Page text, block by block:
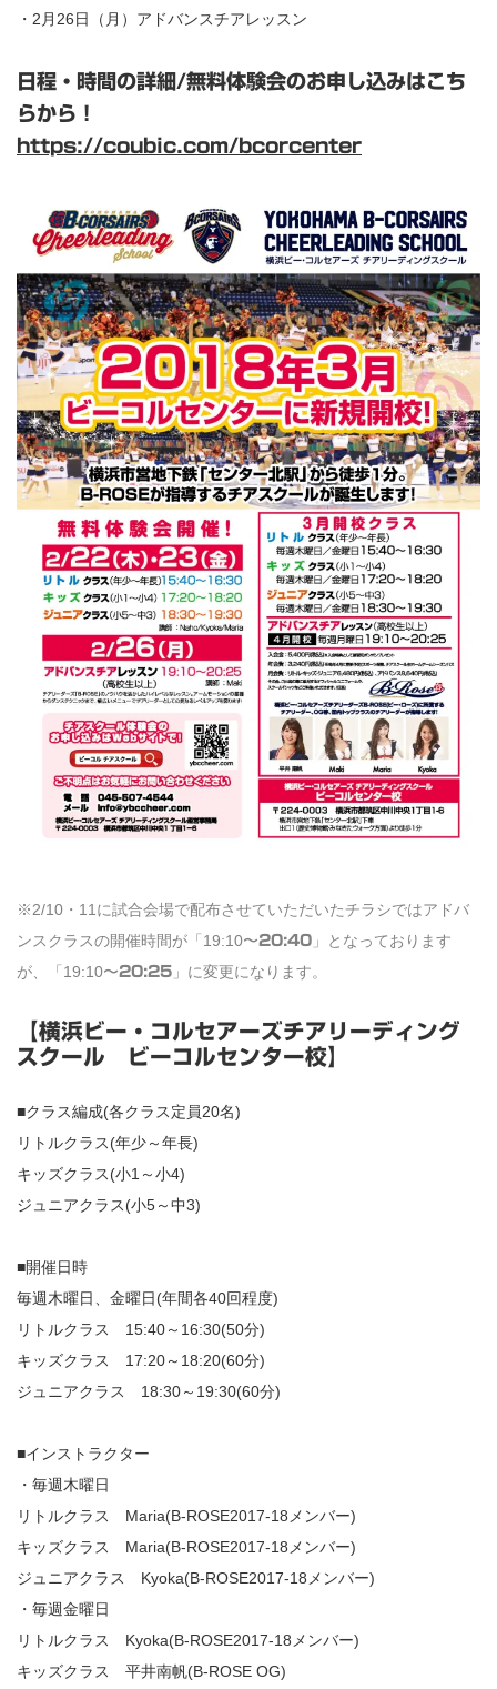
・2月26日（月）アドバンスチアレッスン
日程・時間の詳細/無料体験会のお申し込みはこち
らから！
https://coubic.com/bcorcenter
※2/10・11に試合会場で配布させていただいたチラシではアドバ
ンスクラスの開催時間が「19:10〜20:40 」となっております
が、「19:10〜20:25 」に変更になります。
【横浜ビー・コルセアーズチアリーディング
スクール ビーコルセンター校】
■クラス編成(各クラス定員20名)
リトルクラス(年少～年長)
キッズクラス(小1～小4)
ジュニアクラス(小5～中3)
■開催日時
毎週木曜日、金曜日(年間各40回程度)
リトルクラス 15:40～16:30(50分)
キッズクラス 17:20～18:20(60分)
ジュニアクラス 18:30～19:30(60分)
■インストラクター
・毎週木曜日
リトルクラス Maria(B-ROSE2017-18メンバー)
キッズクラス Maria(B-ROSE2017-18メンバー)
ジュニアクラス Kyoka(B-ROSE2017-18メンバー)
・毎週金曜日
リトルクラス Kyoka(B-ROSE2017-18メンバー)
キッズクラス 平井南帆(B-ROSE OG)